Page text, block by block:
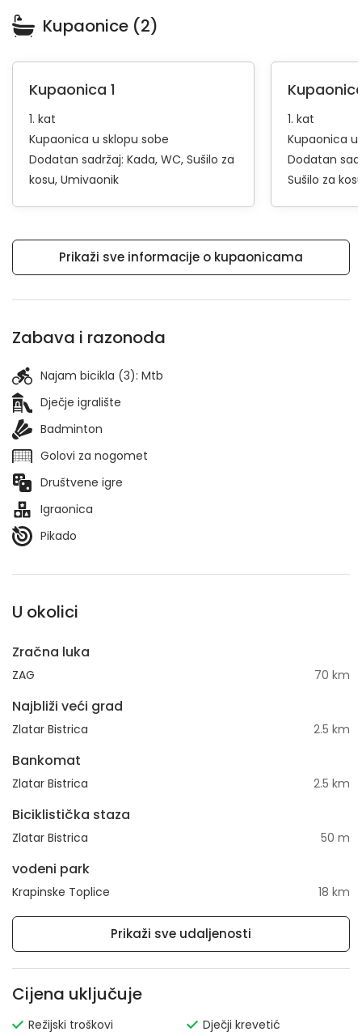
Kupaonice (2)
Kupaonica 1
1. kat
Kupaonica u sklopu sobe
Dodatan sadržaj: Kada WC Sušilo za
kosu Umivaonik
1. kat
Kupaonica u
Dodatan
Sušilo za
Prikaži sve informacije o kupaonicama
Zabava i razonoda
Najam bicikla (3): Mtb
Dječje igralište
Badminton
Golovi za nogomet
Društvene igre
Igraonica
Pikado
U okolici
Zračna luka
ZAG 70 km
Najbliži veći grad
Zlatar Bistrica 2.5 km
Bankomat
Zlatar Bistrica 2.5 km
Biciklistička staza
Zlatar Bistrica 50 m
vodeni park
Krapinske Toplice 18 km
Prikaži sve udaljenosti
Cijena uključuje
Režijski troškovi
Dječji krevetić